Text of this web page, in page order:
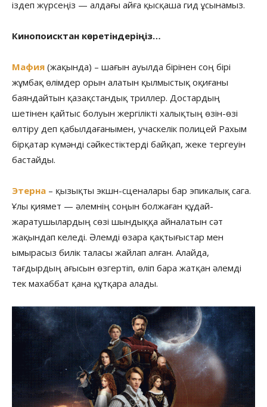
іздеп жүрсеңіз — алдағы айға қысқаша гид ұсынамыз.
Кинопоисктан көретіндеріңіз…
Мафия (жақында) – шағын ауылда бірінен соң бірі
жұмбақ өлімдер орын алатын қылмыстық оқиғаны
баяндайтын қазақстандық триллер. Достардың
шетінен қайтыс болуын жергілікті халықтың өзін-өзі
өлтіру деп қабылдағанымен, учаскелік полицей Рахым
бірқатар күмәнді сәйкестіктерді байқап, жеке тергеуін
бастайды.
Этерна – қызықты экшн-сценалары бар эпикалық сага.
Ұлы қиямет — әлемнің соңын болжаған құдай-
жаратушылардың сөзі шындыққа айналатын сәт
жақындап келеді. Әлемді өзара қақтығыстар мен
ымырасыз билік таласы жайлап алған. Алайда,
тағдырдың ағысын өзгертіп, өліп бара жатқан әлемді
тек махаббат қана құтқара алады.